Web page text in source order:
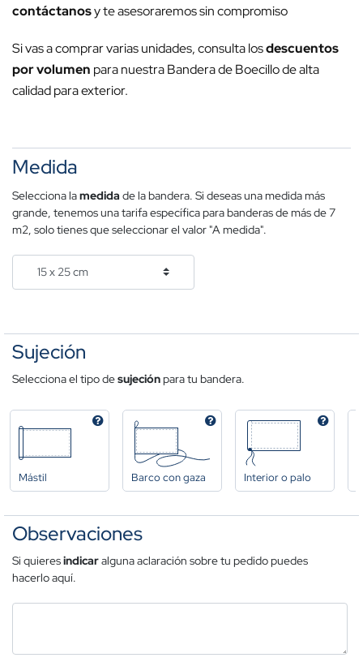
contáctanosy te asesoraremos sin compromiso
Si vas a comprar varias unidades, consulta losdescuentos
por volumen para nuestra Bandera de Boecillo de alta
calidad para exterior.
Medida
Selecciona lamedida de la bandera. Si deseas una medida más
grande, tenemos una tarifa específica para banderas de más de 7
m2, solo tienes que seleccionar el valor "A medida".
Sujeción
Selecciona el tipo desujeciónpara tu bandera.
Mástil Barco con gaza Interior o palo
Observaciones
Si quieresindicaralguna aclaración sobre tu pedido puedes
hacerlo aquí.